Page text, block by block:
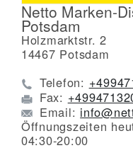
Netto Marken-
Potsdam
Holzmarktstr. 2
14467 Potsdam
Telefon:
Fax:
Email:
Öffnungszeiten
04:30-20:00